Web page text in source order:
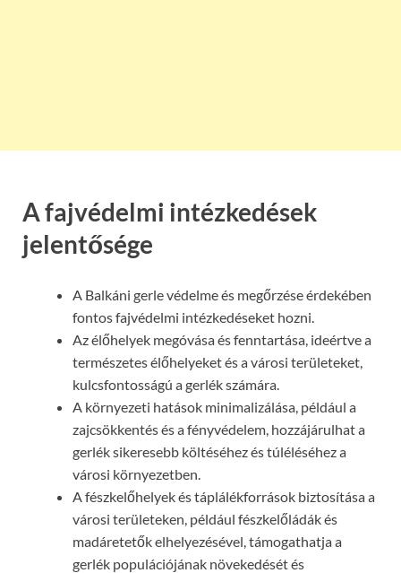
A fajvédelmi intézkedések
jelentősége
A Balkáni gerle védelme és megőrzése érdekében
fontos fajvédelmi intézkedéseket hozni.
Az élőhelyek megóvása és fenntartása, ideértve a
természetes élőhelyeket és a városi területeket,
kulcsfontosságú a gerlék számára.
A környezeti hatások minimalizálása, például a
zajcsökkentés és a fényvédelem, hozzájárulhat a
gerlék sikeresebb költéséhez és túléléséhez a
városi környezetben.
A fészkelőhelyek és táplálékforrások biztosítása a
városi területeken, például fészkelőládák és
madáretetők elhelyezésével, támogathatja a
gerlék populációjának növekedését és